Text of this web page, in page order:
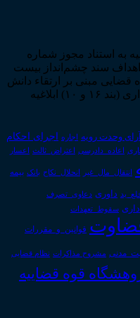
به استناد مجوز شماره
تحقق اهداف سند چشم‌انداز بیست
مبنی بر ارتقاء دانش
حقوقی جامعه و ترویج فرهنگ قانونمداری (بند ۱۶ و ۱۰) ابلاغیه
آرای وحدت رویه اجاره اجرای احکام
اعاده_دادرسی اعتراض_ثالث اعسار
انتقال_مال_غیر انحلال_نکاح بانک بیمه
داوری دعاوی_تصرف
سقوط_تعهدات
قوانین_و_مقررات
مشروح مذاکرات نظام قضایی
قوه قضاییه